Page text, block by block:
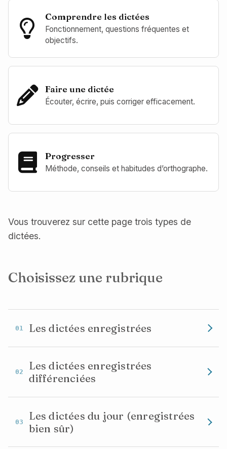
Comprendre les dictées
Fonctionnement, questions fréquentes et
objectifs.
Faire une dictée
Écouter, écrire, puis corriger efficacement.
Progresser
Méthode, conseils et habitudes d’orthographe.
Vous trouverez sur cette page trois types de
dictées.
Choisissez une rubrique
Les dictées enregistrées
Choisissez un niveau afin de faire
vos dictées : de la
sixième
Sixième
Cinquième
Quatrième
Les dictées enregistrées
différenciées
Voici
six dictées enregistrées
(niveau sixième) qui se déclinent
Les dictées du jour (enregistrées
bien sûr)